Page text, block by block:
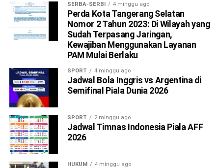
SERBA-SERBI 4 minggu ago
Perda Kota Tangerang Selatan
Nomor 2 Tahun 2023: Di Wilayah yang
Sudah Terpasang Jaringan,
Kewajiban Menggunakan Layanan
PAM Mulai Berlaku
SPORT 4 minggu ago
Jadwal Bola Inggris vs Argentina di
Semifinal Piala Dunia 2026
SPORT 2 minggu ago
Jadwal Timnas Indonesia Piala AFF
2026
HUKUM 4 minggu ago